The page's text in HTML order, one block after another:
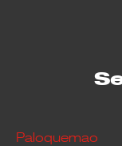
Paloquemao